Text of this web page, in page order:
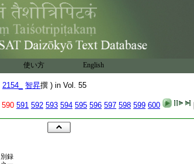
使い方 English
2154_ 智昇撰 ) in Vol. 55
590 591 592 593 594 595 596 597 598 599 600
別録